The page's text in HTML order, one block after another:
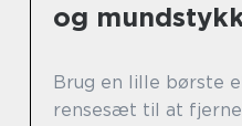
og
Brug en lille børste
rensesæt til at